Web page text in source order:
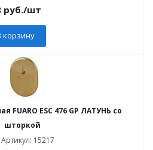
руб./шт
корзину
FUARO ESC 476 GP ЛАТУНЬ со
шторкой
Артикул: 15217